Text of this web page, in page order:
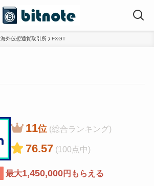
海外仮想通貨取引所 FXGT
11位 (総合ランキング)
76.57 (100点中)
最大1,450,000円もらえる